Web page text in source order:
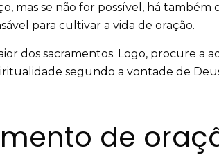
mas se não for possível, há
para cultivar a vida de oração.
dos sacramentos. Logo, procure a
segundo a vontade de
de